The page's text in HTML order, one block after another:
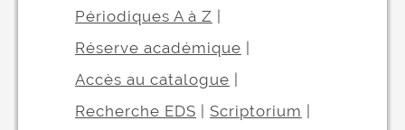
Périodiques A à Z
Réserve académique
Accès au catalogue
Recherche EDS
Scriptorium